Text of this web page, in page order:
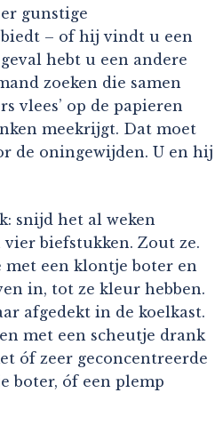
gunstige
– of hij vindt u een
hebt u een andere
zoeken die samen
vlees’ op de papieren
meekrijgt. Dat moet
de oningewijden. U en hij
snijd het al weken
biefstukken. Zout ze.
een klontje boter en
in, tot ze kleur hebben.
afgedekt in de koelkast.
met een scheutje drank
óf zeer geconcentreerde
boter, óf een plemp